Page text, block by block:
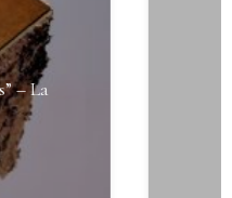
(A Version)”